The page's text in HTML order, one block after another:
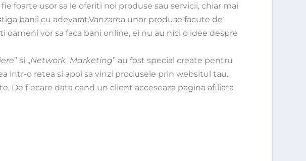
foarte usor sa le oferiti noi produse sau servicii, chiar mai
banii cu adevarat.Vanzarea unor produse facute de
vor sa faca bani online, ei nu au nici o idee despre
” si ,,Network Marketing” au fost special create pentru
intr-o retea si apoi sa vinzi produsele prin websitul tau.
De fiecare data cand un client acceseaza pagina afiliata